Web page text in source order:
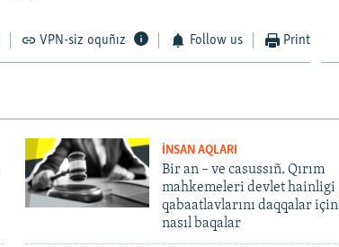
VPN-siz oquñız Follow us Print
İNSAN AQLARI
Bir an – ve casussıñ. Qırım
mahkemeleri devlet hainligi
qabaatlavlarını daqqalar
nasıl baqalar